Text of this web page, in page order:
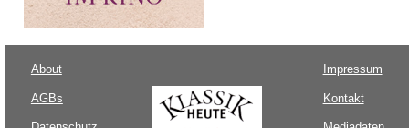
About
AGBs
Impressum
Kontakt